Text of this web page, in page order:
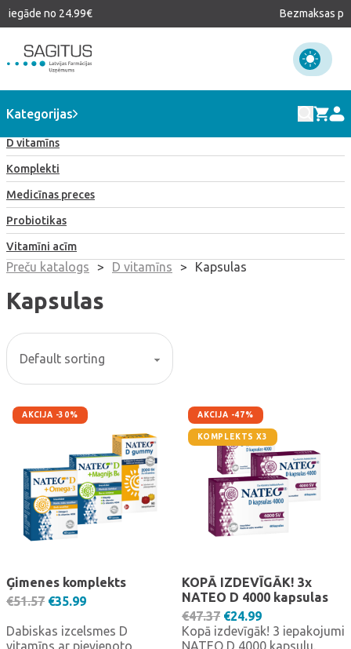
no 24.99€ Bezmaksas
Kategorijas
Visi produkti
D vitamīns
Komplekti
Medicīnas preces
Probiotikas
Vitamīni acīm
Preču katalogs > D vitamīns > Kapsulas
Kapsulas
AKCIJA -30%
Ģimenes komplekts
€51.57 Original price was: €51.57.
€35.99Current price is: €35.99.
Dabiskas izcelsmes D
vitamīns ar pievienoto
AKCIJA -47%
KOMPLEKTS X3
KOPĀ IZDEVĪGĀK! 3x
NATEO D 4000 kapsulas
€47.37 Original price was:
€24.99Current price
Kopā izdevīgāk! 3 iepakojumi
NATEO D 4000 kapsulu.